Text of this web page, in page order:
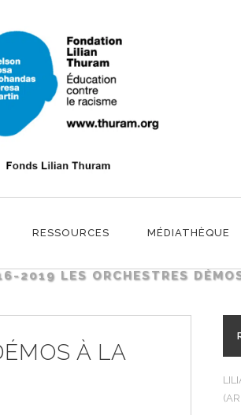
RESSOURCES MÉDIATHÈQUE
À LA
2019 LES ORCHESTRES
À LA